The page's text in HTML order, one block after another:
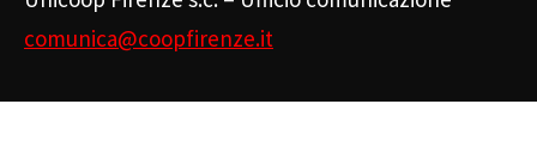
comunica@coopfirenze.it